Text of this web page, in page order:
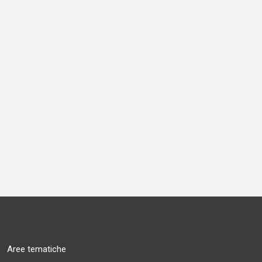
Aree tematiche